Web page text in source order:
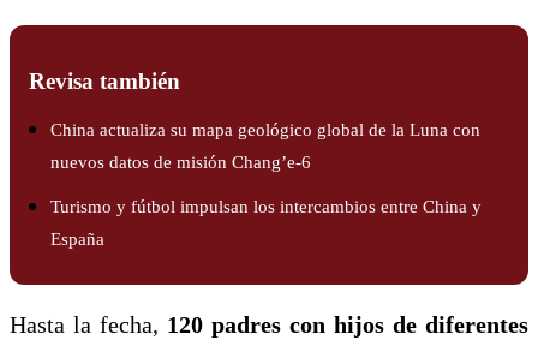
Revisa también
China actualiza su mapa geológico global de la Luna con
nuevos datos de misión Chang’e-6
Turismo y fútbol impulsan los intercambios entre China y
España
Hasta la fecha, 120 padres con hijos de diferentes